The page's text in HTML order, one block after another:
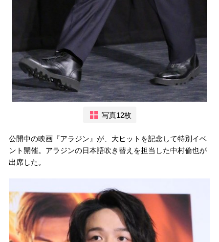
写真12枚
公開中の映画『アラジン』が、大ヒットを記念して特別イベ
ント開催。アラジンの日本語吹き替えを担当した中村倫也が
出席した。